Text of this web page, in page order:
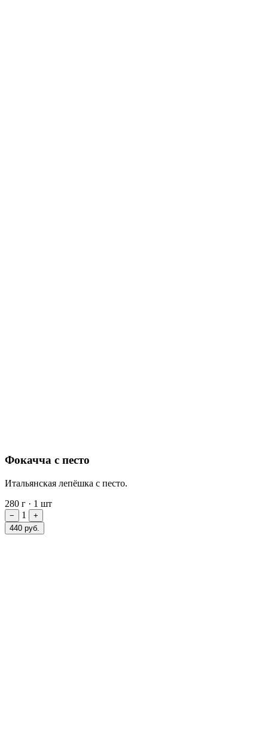
Фокачча с песто
Итальянская лепёшка с песто.
280 г · 1 шт
− 1
+
440 руб.